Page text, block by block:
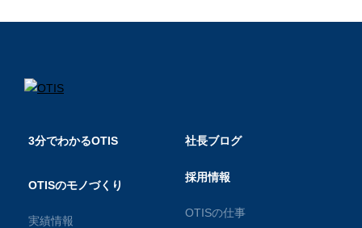
3分でわかるOTIS
OTISのモノづくり
実績情報
社長ブログ
採用情報
OTISの仕事